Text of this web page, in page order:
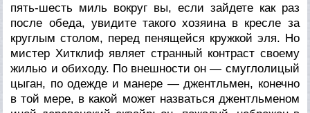
пять-шесть миль вокруг вы, если зайдете как раз
после обеда, увидите такого хозяина в кресле за
круглым столом, перед пенящейся кружкой эля. Но
мистер Хитклиф являет странный контраст своему
жилью и обиходу. По внешности он — смуглолицый
цыган, по одежде и манере — джентльмен, конечно
в той мере, в какой может назваться джентльменом